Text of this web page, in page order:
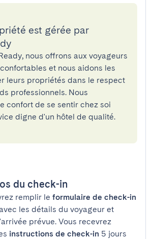
est gérée par
nous offrons aux voyageurs
et nous aidons les
leurs propriétés dans le respect
professionnels. Nous
confort de se sentir chez soi
digne d'un hôtel de qualité.
du check-in
remplir le formulaire de check-in
les détails du voyageur et
prévue. Vous recevrez
instructions de check-in 5 jours